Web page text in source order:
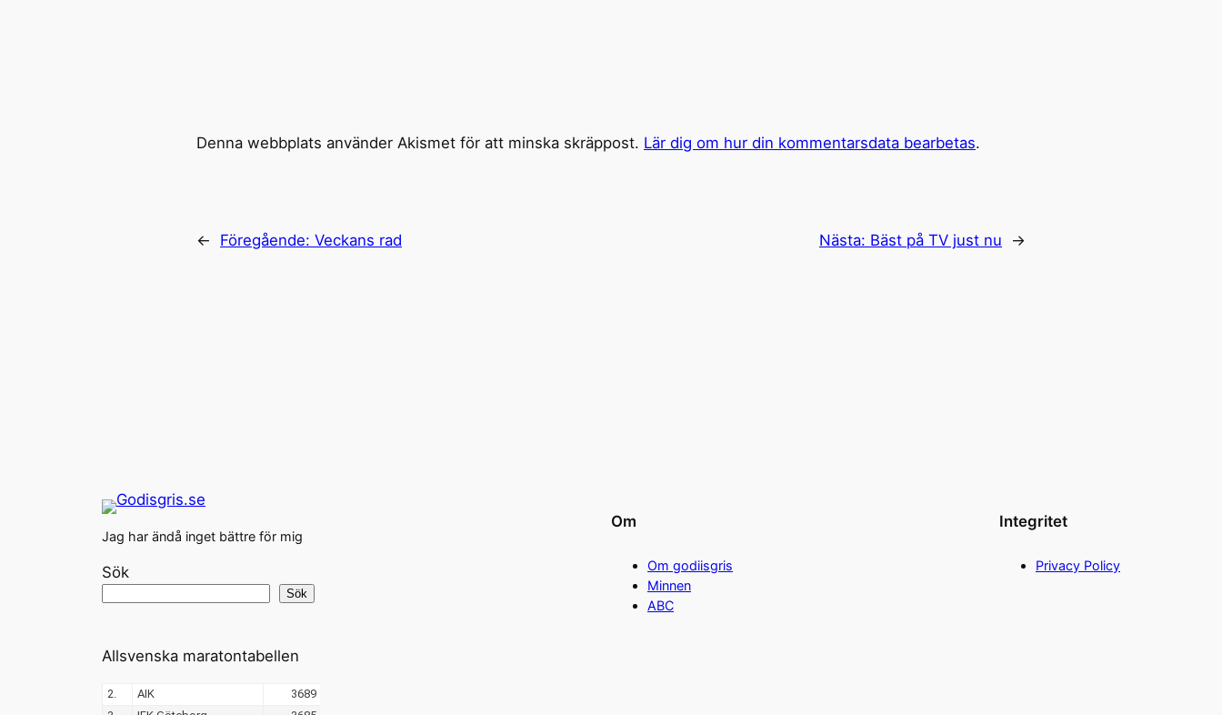
Denna webbplats använder Akismet för att minska skräppost. Lär dig om hur din kommentarsdata bearbetas.
← Föregående: Veckans rad Nästa: Bäst på TV just nu →
Jag har ändå inget bättre för mig
Sök
Sök
Om
Om godiisgris
Minnen
ABC
Integritet
Privacy Policy
Allsvenska maratontabellen